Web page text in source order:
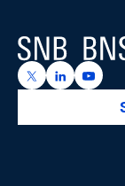
Logo
https://x.com/
https://